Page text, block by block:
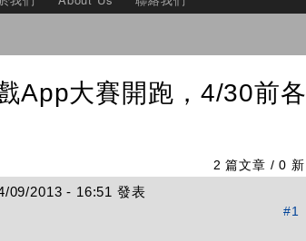
App大賽開跑，4/30前各
2 篇文章 / 0 新
09/2013 - 16:51 發表
#1